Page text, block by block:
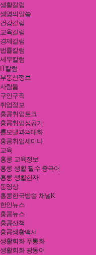
생활칼럼
생명의말씀
건강칼럼
교육칼럼
경제칼럼
법률칼럼
세무칼럼
IT칼럼
부동산정보
사람들
구인구직
취업정보
홍콩취업토크
홍콩취업성공기
롤모델과의대화
홍콩취업세미나
교육
홍콩 교육정보
홍콩 생활 필수 중국어
홍콩 생활한자
동영상
홍콩한국방송 채널K
한인뉴스
홍콩뉴스
홍콩산책
홍콩생활백서
생활회화 푸통화
생활회화 광동어